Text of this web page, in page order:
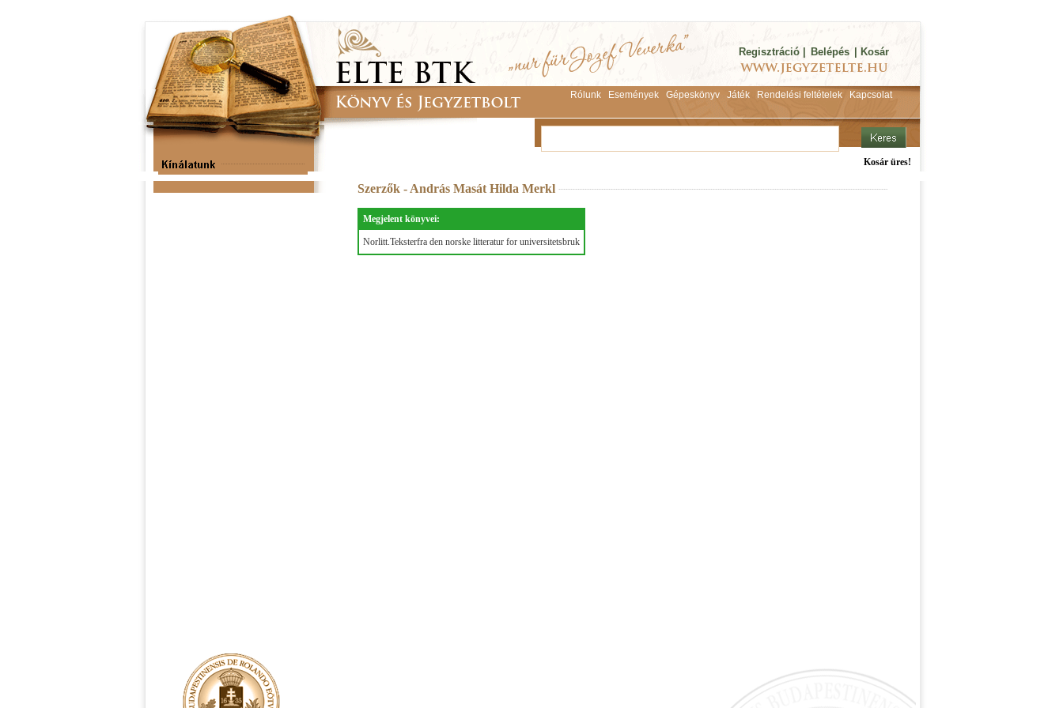
Regisztráció Belépés Kosár
Rólunk Események Gépeskönyv Játék Rendelési feltételek Kapcsolat
Kosár üres!
Szerzők - András Masát Hilda Merkl
Megjelent könyvei:
Norlitt.Teksterfra den norske litteratur for universitetsbruk